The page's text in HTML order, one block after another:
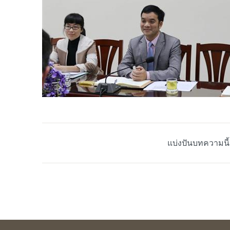
แบ่งปันบทความ